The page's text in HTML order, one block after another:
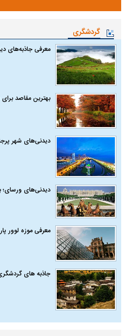
گردشگری
معرفی جاذبه‌های
بهترین مقاصد برای
دیدنی‌های شهر
دیدنی‌های ورسای؛
معرفی موزه لوور
جاذبه های